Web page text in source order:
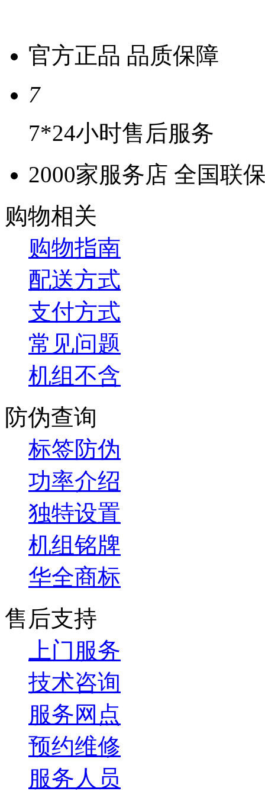
官方正品 品质保障
7
7*24小时售后服务
2000家服务店 全国联
购物相关
购物指南
配送方式
支付方式
常见问题
机组不含
防伪查询
标签防伪
功率介绍
独特设置
机组铭牌
华全商标
售后支持
上门服务
技术咨询
服务网点
预约维修
服务人员